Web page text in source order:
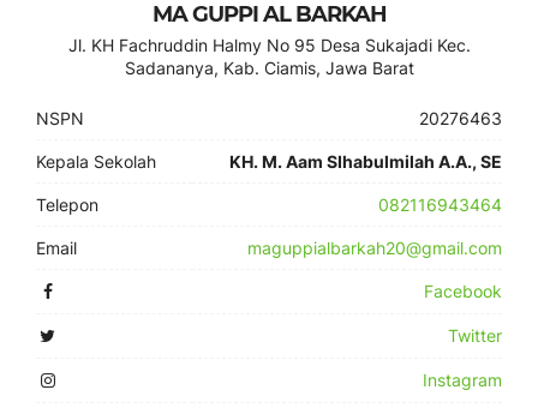
MA GUPPI AL BARKAH
Jl. KH Fachruddin Halmy No 95 Desa Sukajadi Kec.
Sadananya, Kab. Ciamis, Jawa Barat
NSPN 20276463
Kepala Sekolah KH. M. Aam SIhabulmilah A.A., SE
Telepon 082116943464
Email maguppialbarkah20@gmail.com
Facebook
Twitter
Instagram